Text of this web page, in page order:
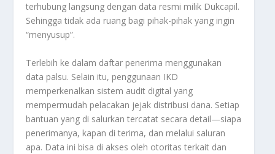
terhubung langsung dengan data resmi milik Dukcapil.
Sehingga tidak ada ruang bagi pihak-pihak yang ingin
“menyusup”.
Terlebih ke dalam daftar penerima menggunakan
data palsu. Selain itu, penggunaan IKD
memperkenalkan sistem audit digital yang
mempermudah pelacakan jejak distribusi dana. Setiap
bantuan yang di salurkan tercatat secara detail—siapa
penerimanya, kapan di terima, dan melalui saluran
apa. Data ini bisa di akses oleh otoritas terkait dan